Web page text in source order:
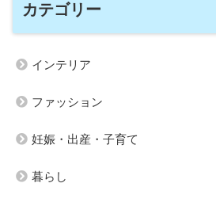
カテゴリー
インテリア
ファッション
妊娠・出産・子育て
暮らし